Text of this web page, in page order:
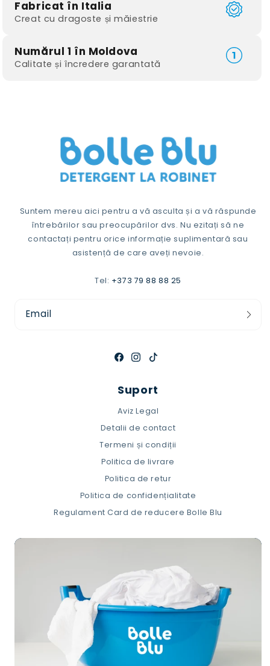
Fabricat în Italia
Creat cu dragoste și măiestrie
Numărul 1 în Moldova
Calitate și încredere garantată
Suntem mereu aici pentru a vă asculta și a vă răspunde
întrebărilor sau preocupărilor dvs. Nu ezitați să ne
contactați pentru orice informație suplimentară sau
asistență de care aveți nevoie.
Tel: +373 79 88 88 25
Email
Facebook
Instagram
TikTok
Suport
Aviz Legal
Detalii de contact
Termeni și condiții
Politica de livrare
Politica de retur
Politica de confidențialitate
Regulament Card de reducere Bolle Blu